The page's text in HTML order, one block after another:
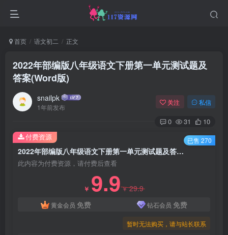
首页 语文初二 正文
2022年部编版八年级语文下册第一单元测试题及
答案(Word版)
snailpk
1年前发布
关注 私信
0 31 10
2022年部编版八年级语文下册第一单元测试题及答案(Word版)
此内容为付费资源，请付费后查看
￥ 9.9￥29.9
黄金会员 免费 钻石会员 免费
暂时无法购买，请与站长联系
付费资源 已售 270